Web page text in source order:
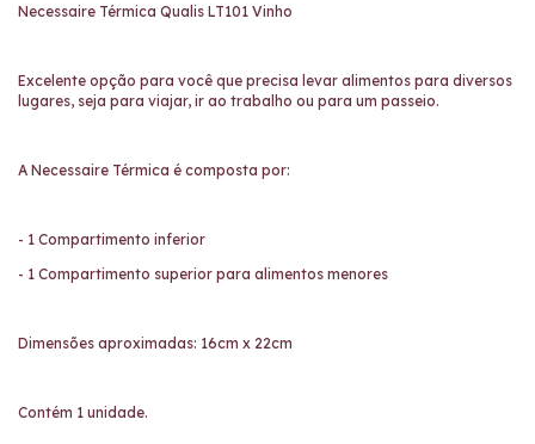
Necessaire Térmica Qualis LT101 Vinho
Excelente opção para você que precisa levar alimentos para diversos
lugares, seja para viajar, ir ao trabalho ou para um passeio.
A Necessaire Térmica é composta por:
- 1 Compartimento inferior
- 1 Compartimento superior para alimentos menores
Dimensões aproximadas: 16cm x 22cm
Contém 1 unidade.